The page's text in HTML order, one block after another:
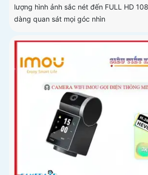
lượng hình ảnh sắc nét đến FULL HD
dàng quan sát mọi góc nhìn